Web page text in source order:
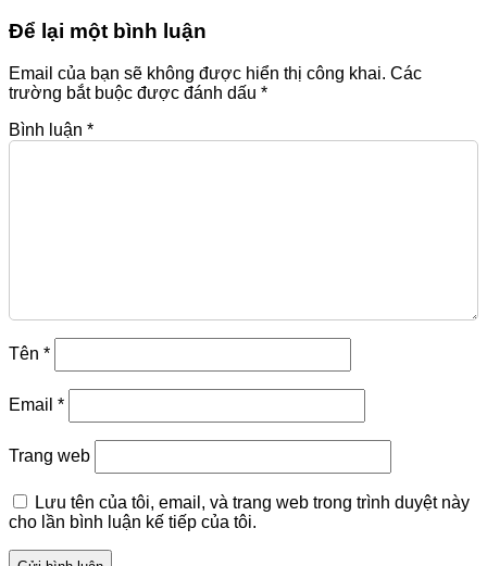
Để lại một bình luận
Email của bạn sẽ không được hiển thị công khai. Các
trường bắt buộc được đánh dấu *
Bình luận *
Tên *
Email *
Trang web
Lưu tên của tôi, email, và trang web trong trình duyệt này
cho lần bình luận kế tiếp của tôi.